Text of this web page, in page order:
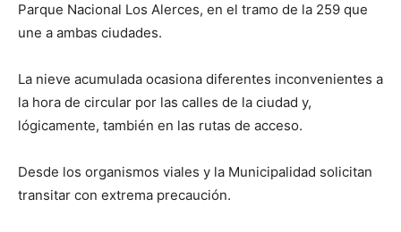
Parque Nacional Los Alerces, en el tramo de la 259 que
une a ambas ciudades.
La nieve acumulada ocasiona diferentes inconvenientes a
la hora de circular por las calles de la ciudad y,
lógicamente, también en las rutas de acceso.
Desde los organismos viales y la Municipalidad solicitan
transitar con extrema precaución.